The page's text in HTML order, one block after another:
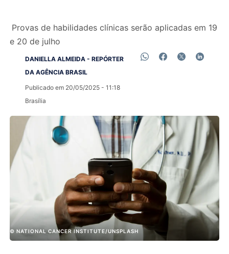
Provas de habilidades clínicas serão aplicadas em 19
e 20 de julho
DANIELLA ALMEIDA - REPÓRTER
DA AGÊNCIA BRASIL
Publicado em 20/05/2025 - 11:18
Brasília
© NATIONAL CANCER INSTITUTE/UNSPLASH